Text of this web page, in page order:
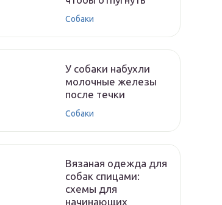
Собаки
У собаки набухли
молочные железы
после течки
Собаки
Вязаная одежда для
собак спицами:
схемы для
начинающих